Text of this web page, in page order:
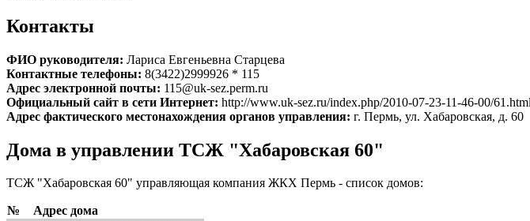
Контакты
ФИО руководителя: Лариса Евгеньевна Старцева
Контактные телефоны: 8(3422)2999926 * 115
Адрес электронной почты: 115@uk-sez.perm.ru
Официальный сайт в сети Интернет: http://www.uk-sez.ru/index.php/2010-07-23-11-46-00/61.html
Адрес фактического местонахождения органов управления: г. Пермь, ул. Хабаровская, д. 60
Дома в управлении ТСЖ "Хабаровская 60"
ТСЖ "Хабаровская 60" управляющая компания ЖКХ Пермь - список домов:
№
Адрес дома